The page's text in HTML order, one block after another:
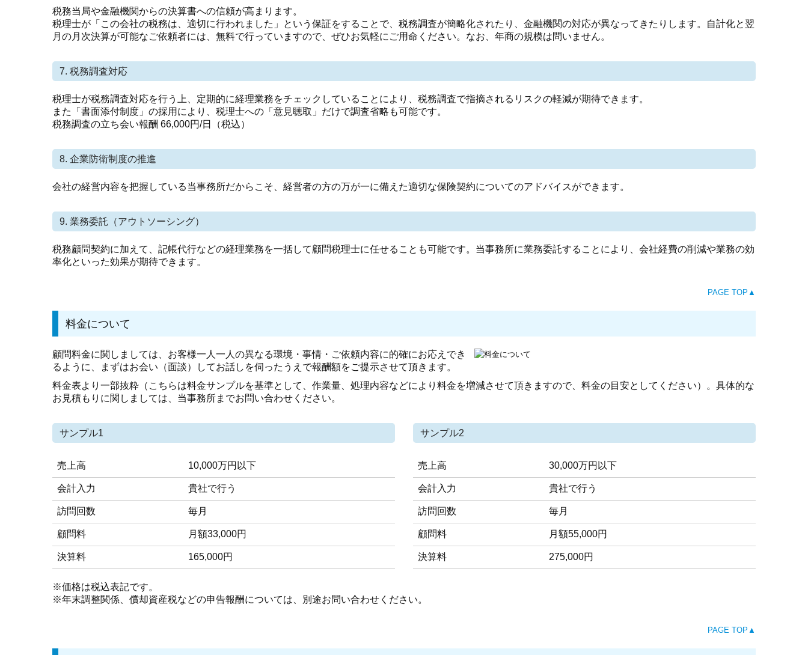
税務当局や金融機関からの決算書への信頼が高まります。
税理士が「この会社の税務は、適切に行われました」という保証をすることで、税務調査が簡略化されたり、金融機関の対応が異なってきたりします。自計化と翌
月の月次決算が可能なご依頼者には、無料で行っていますので、ぜひお気軽にご用命ください。なお、年商の規模は問いません。
7. 税務調査対応
税理士が税務調査対応を行う上、定期的に経理業務をチェックしていることにより、税務調査で指摘されるリスクの軽減が期待できます。
また「書面添付制度」の採用により、税理士への「意見聴取」だけで調査省略も可能です。
税務調査の立ち会い報酬 66,000円/日（税込）
8. 企業防衛制度の推進
会社の経営内容を把握している当事務所だからこそ、経営者の方の万が一に備えた適切な保険契約についてのアドバイスができます。
9. 業務委託（アウトソーシング）
税務顧問契約に加えて、記帳代行などの経理業務を一括して顧問税理士に任せることも可能です。当事務所に業務委託することにより、会社経費の削減や業務の効
率化といった効果が期待できます。
PAGE TOP▲
料金について
顧問料金に関しましては、お客様一人一人の異なる環境・事情・ご依頼内容に的確にお応えでき
るように、まずはお会い（面談）してお話しを伺ったうえで報酬額をご提示させて頂きます。
料金表より一部抜粋（こちらは料金サンプルを基準として、作業量、処理内容などにより料金を増減させて頂きますので、料金の目安としてください）。具体的な
お見積もりに関しましては、当事務所までお問い合わせください。
サンプル1
売上高 10,000万円以下
会計入力 貴社で行う
訪問回数 毎月
顧問料 月額33,000円
決算料 165,000円
サンプル2
売上高 30,000万円以下
会計入力 貴社で行う
訪問回数 毎月
顧問料 月額55,000円
決算料 275,000円
※価格は税込表記です。
※年末調整関係、償却資産税などの申告報酬については、別途お問い合わせください。
PAGE TOP▲